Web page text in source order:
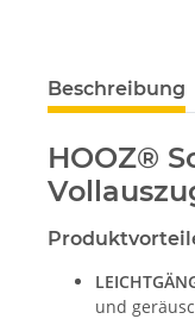
Beschreibung
HOOZ®
und